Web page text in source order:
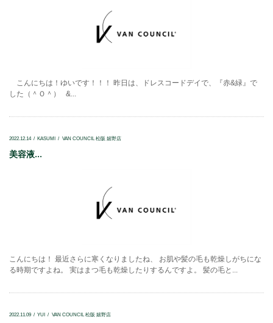
こんにちは！ゆいです！！！ 昨日は、ドレスコードデイで、『赤&緑』で
した（＾Ｏ＾） &...
2022.12.14 KASUMI VAN COUNCIL 松阪 嬉野店
美容液...
こんにちは！ 最近さらに寒くなりましたね、 お肌や髪の毛も乾燥しがちにな
る時期ですよね。 実はまつ毛も乾燥したりするんですよ。 髪の毛と...
2022.11.09 YUI VAN COUNCIL 松阪 嬉野店